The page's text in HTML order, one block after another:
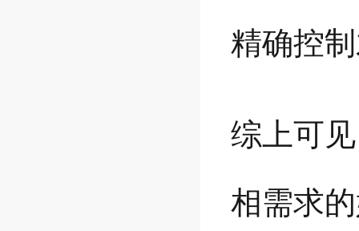
精确控
综上可
相需求